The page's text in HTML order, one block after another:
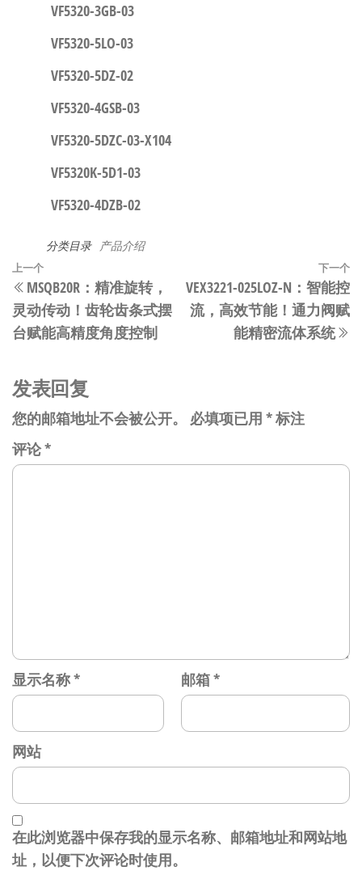
VF5320-3GB-03
VF5320-5LO-03
VF5320-5DZ-02
VF5320-4GSB-03
VF5320-5DZC-03-X104
VF5320K-5D1-03
VF5320-4DZB-02
分类目录 产品介绍
文
章
导
上
一
篇
文
上一个
MSQB20R：精准旋转，
灵动传动！齿轮齿条式摆
台赋能高精度角度控制​​
下一个
VEX3221-025LOZ-N：智能控
流，高效节能！通力阀赋
能精密流体系统​​
发表回复
您的邮箱地址不会被公开。 必填项已用 *标注
评论*
显示名称* 邮箱*
网站
在此浏览器中保存我的显示名称、邮箱地址和网站地
址，以便下次评论时使用。